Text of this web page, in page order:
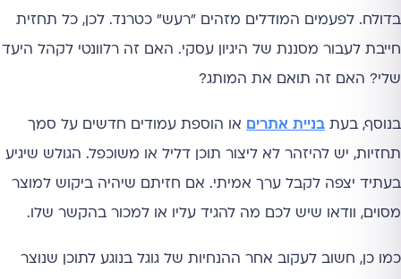
בדולח. לפעמים המודלים מזהים "רעש" כטרנד. לכן, כל תחזית
חייבת לעבור מסננת של היגיון עסקי. האם זה רלוונטי לקהל היעד
שלי? האם זה תואם את המותג?
בנוסף, בעת בניית אתרים או הוספת עמודים חדשים על סמך
תחזיות, יש להיזהר לא ליצור תוכן דליל או משוכפל. הגולש שיגיע
בעתיד יצפה לקבל ערך אמיתי. אם חזיתם שיהיה ביקוש למוצר
מסוים, וודאו שיש לכם מה להגיד עליו או למכור בהקשר שלו.
כמו כן, חשוב לעקוב אחר ההנחיות של גוגל בנוגע לתוכן שנוצר